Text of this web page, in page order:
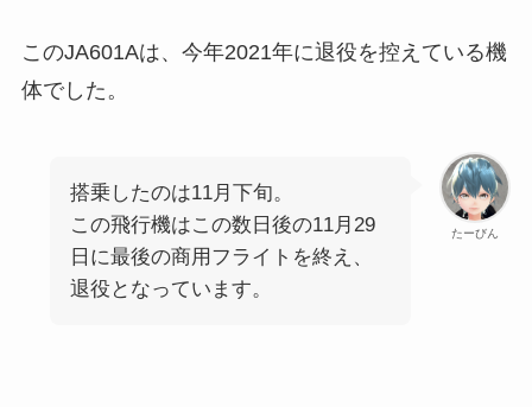
このJA601Aは、今年2021年に退役を控えている機
体でした。
たーびん
搭乗したのは11月下旬。
この飛行機はこの数日後の11月29
日に最後の商用フライトを終え、
退役となっています。